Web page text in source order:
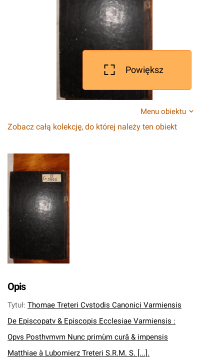
Powiększ
Menu obiektu
Zobacz całą kolekcję, do której należy ten obiekt
Opis
Tytuł: Thomae Treteri Cvstodis Canonici Varmiensis
De Episcopatv & Episcopis Ecclesiae Varmiensis :
Opvs Posthvmvm Nunc primùm curâ & impensis
Matthiae à Lubomierz Treteri S.R.M. S. [...].